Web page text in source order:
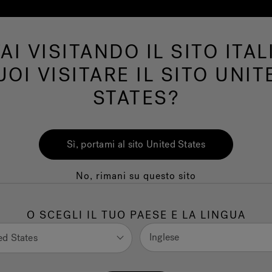
Swim Spa Bagno Wellness Il
VISITANDO IL SITO
VISITARE IL SITO
STATES?
Sì, portami al sito United States
No, rimani su questo sito
O SCEGLI IL TUO PAESE E LA LINGUA
States Inglese